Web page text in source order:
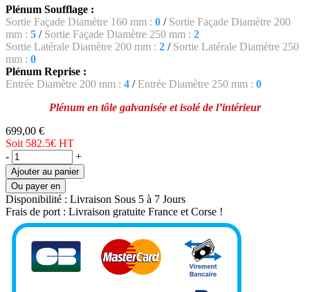
Plénum Soufflage :
Sortie Façade Diamètre 160 mm : 0 /Sortie Façade Diamètre 200
mm : 5 /Sortie Façade Diamètre 250 mm : 2
Sortie Latérale Diamètre 200 mm : 2 / Sortie Latérale Diamètre 250
mm : 0
Plénum Reprise :
Entrée Diamètre 200 mm : 4 /Entrée Diamètre 250 mm : 0
Plénum en tôle galvanisée et isolé de l’intérieur
699,00 €
Soit 582.5€ HT
-
+
Ajouter au panier
Ou payer en
Disponibilité : Livraison Sous 5 à 7 Jours
Frais de port : Livraison gratuite France et Corse !